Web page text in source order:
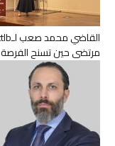
مرتضى حين تسنح الفرصة